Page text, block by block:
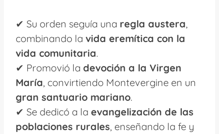
✔ Su orden seguía una regla austera,
combinando la vida eremítica con la
vida comunitaria.
✔ Promovió la devoción a la Virgen
María, convirtiendo Montevergine en un
gran santuario mariano.
✔ Se dedicó a la evangelización de las
poblaciones rurales, enseñando la fe y